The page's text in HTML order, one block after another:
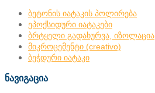
ბეტონის იატაკის პოლირება
ეპოქსიდური იატაკები
ბრტყელი გადახურვა, იზოლაცია
მიკროცემენტი (creativo)
ბეჭდური იატაკი
ნავიგაცია